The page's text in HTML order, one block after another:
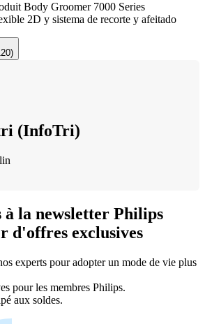
Body Groomer 7000 Series
2D y sistema de recorte y afeitado
(InfoTri)
à la newsletter Philips
d'offres exclusives
experts pour adopter un mode de vie plus
pour les membres Philips.
aux soldes.